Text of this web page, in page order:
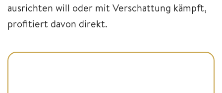
ausrichten will oder mit Verschattung kämpft,
profitiert davon direkt.